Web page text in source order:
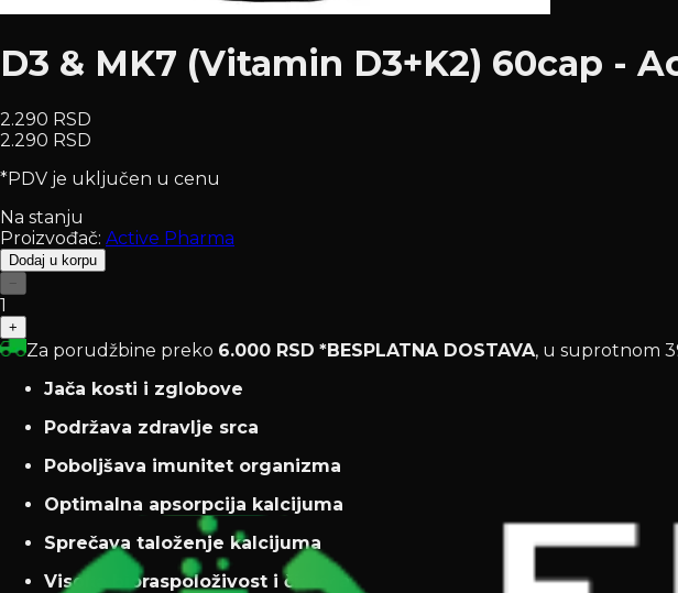
D3 & MK7 (Vitamin D3+K2) 60cap -
2.290 RSD
2.290 RSD
*PDV je uključen u cenu
Na stanju
Proizvođač: Active Pharma
Dodaj u korpu
−
1
+
Za porudžbine preko 6.000 RSD *BESPLATNA DOSTAVA, u suprotnom
Jača kosti i zglobove
Podržava zdravlje srca
Poboljšava imunitet organizma
Optimalna apsorpcija kalcijuma
Sprečava taloženje kalcijuma
Visoka bioraspoloživost i čistoća